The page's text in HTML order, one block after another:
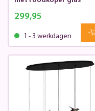
299,95
1 - 3 werkdagen